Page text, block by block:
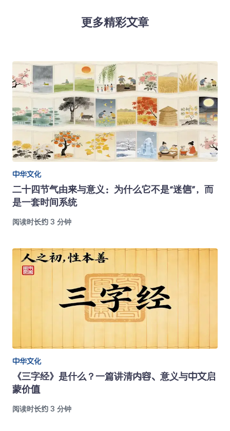
更多精彩文章
中华文化
二十四节气由来与意义：为什么它不是“迷信”，而
是一套时间系统
阅读时长约 3 分钟
中华文化
《三字经》是什么？一篇讲清内容、意义与中文启
蒙价值
阅读时长约 3 分钟